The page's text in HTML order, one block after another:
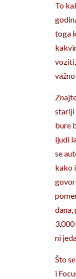
To
toga
stariji
bure
ljudi
se
kako
dana,
3,000
ni
Što
i